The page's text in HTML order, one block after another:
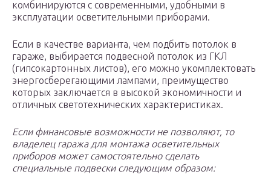
комбинируются с современными, удобными в
эксплуатации осветительными приборами.
Если в качестве варианта, чем подбить потолок в
гараже, выбирается подвесной потолок из ГКЛ
(гипсокартонных листов), его можно укомплектовать
энергосберегающими лампами, преимущество
которых заключается в высокой экономичности и
отличных светотехнических характеристиках.
Если финансовые возможности не позволяют, то
владелец гаража для монтажа осветительных
приборов может самостоятельно сделать
специальные подвески следующим образом: